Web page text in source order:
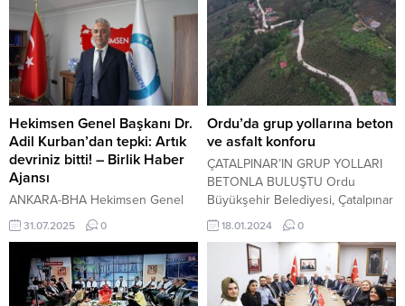
Hekimsen Genel Başkanı Dr.
Adil Kurban’dan tepki: Artık
devriniz bitti! – Birlik Haber
Ajansı
ANKARA-BHA Hekimsen Genel
Başkanı Dr. Adil Kurban,
Hekimsen’e yönelik eleştirilere
sosyal medya üzerinden yaptığı
kapsamlı bir açıklamayla yanıt
verdi. “Kendilerini ‘diğer sağlık
31.07.2025 0
Ordu’da grup yollarına beton
ve asfalt konforu
ÇATALPINAR’IN GRUP YOLLARI
BETONLA BULUŞTU Ordu
Büyükşehir Belediyesi, Çatalpınar
ilçesinde üç mahalleyi birbirine
bağlayan grup yolunu betonla
buluşturdu. Beton öncesinde
genişletilen yol vatandaşlara
konforlu bir ulaşım imkânı sundu.
18.01.2024 0